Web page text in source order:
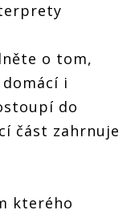
o tom,
i
do
část zahrnuje
kterého